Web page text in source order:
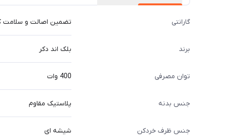
گارانتی تضمین اصالت و سلامت
برند بلک اند دکر
توان مصرفی 400 وات
جنس بدنه پلاستیک مقاوم
جنس ظرف خردکن شیشه ای